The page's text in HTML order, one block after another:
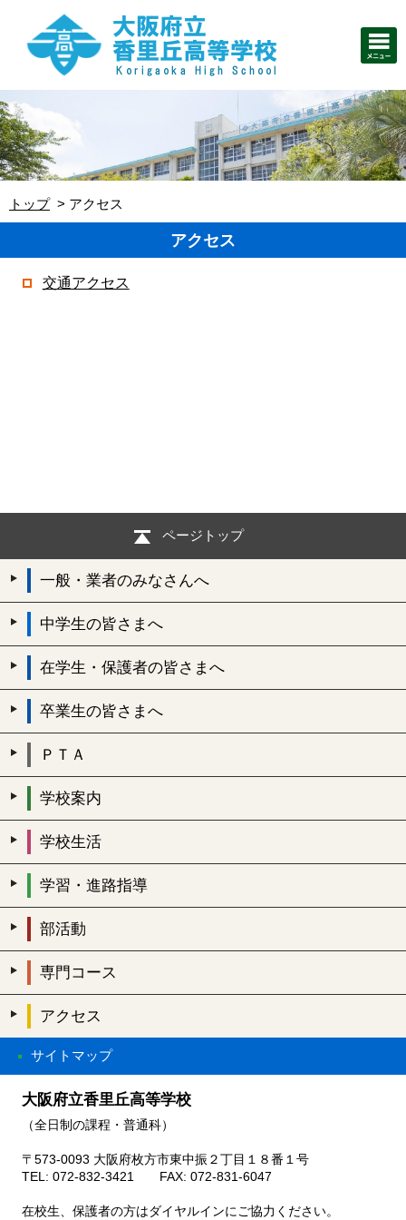
トップ アクセス
アクセス
交通アクセス
ページトップ
一般・業者のみなさんへ
中学生の皆さまへ
在学生・保護者の皆さまへ
卒業生の皆さまへ
ＰＴＡ
学校案内
学校生活
学習・進路指導
部活動
専門コース
アクセス
サイトマップ
大阪府立香里丘高等学校
（全日制の課程・普通科）
〒573-0093 大阪府枚方市東中振２丁目１８番１号
TEL: 072-832-3421 FAX: 072-831-6047
在校生、保護者の方はダイヤルインにご協力ください。